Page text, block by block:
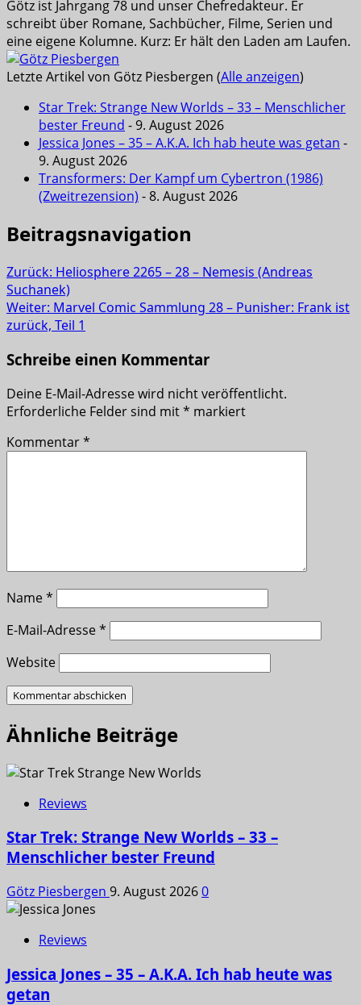
Götz ist Jahrgang 78 und unser Chefredakteur. Er
schreibt über Romane, Sachbücher, Filme, Serien und
eine eigene Kolumne. Kurz: Er hält den Laden am Laufen.
Letzte Artikel von Götz Piesbergen (Alle anzeigen)
Star Trek: Strange New Worlds – 33 – Menschlicher
bester Freund - 9. August 2026
Jessica Jones – 35 – A.K.A. Ich hab heute was getan -
9. August 2026
Transformers: Der Kampf um Cybertron (1986)
(Zweitrezension) - 8. August 2026
Beitragsnavigation
Zurück: Heliosphere 2265 – 28 – Nemesis (Andreas
Suchanek)
Weiter: Marvel Comic Sammlung 28 – Punisher: Frank ist
zurück, Teil 1
Schreibe einen Kommentar
Deine E-Mail-Adresse wird nicht veröffentlicht.
Erforderliche Felder sind mit* markiert
Kommentar*
Name*
E-Mail-Adresse*
Website
Ähnliche Beiträge
Reviews
Star Trek: Strange New Worlds – 33 –
Menschlicher bester Freund
Götz Piesbergen 9. August 20260
Reviews
Jessica Jones – 35 – A.K.A. Ich hab heute was
getan